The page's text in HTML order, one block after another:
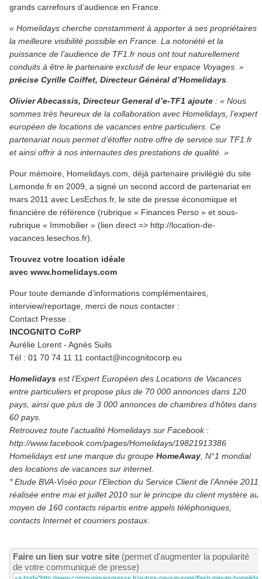
grands carrefours d’audience en France.
« Homelidays cherche constamment à apporter à ses propriétaires
la meilleure visibilité possible en France. La notoriété et la
puissance de l’audience de TF1.fr nous ont tout naturellement
conduits à être le partenaire exclusif de leur espace Voyages. »
précise Cyrille Coiffet, Directeur Général d’Homelidays
Olivier Abecassis, Directeur General d’e-TF1 ajoute : « Nous
sommes très heureux de la collaboration avec Homelidays, l’expert
européen de locations de vacances entre particuliers. Ce
partenariat nous permet d’étoffer notre offre de service sur TF1.fr
et ainsi offrir à nos internautes des prestations de qualité. »
Pour mémoire, Homelidays.com, déjà partenaire privilégié du site
Lemonde.fr en 2009, a signé un second accord de partenariat en
mars 2011 avec LesEchos.fr, le site de presse économique et
financière de référence (rubrique « Finances Perso » et sous-
rubrique « Immobilier » (lien direct => http://location-de-
vacances.lesechos.fr).
Trouvez votre location idéale
avec www.homelidays.com
Pour toute demande d’informations complémentaires,
interview/reportage, merci de nous contacter :
Contact Presse :
INCOGNITO CoRP
Aurélie Lorent - Agnès Suils
Tél : 01 70 74 11 11 contact@incognitocorp.eu
Homelidays est l’Expert Européen des Locations de Vacances
entre particuliers et propose plus de 70 000 annonces dans 120
pays, ainsi que plus de 3 000 annonces de chambres d’hôtes dans
60 pays.
Retrouvez toute l’actualité Homelidays sur Facebook :
http://www.facebook.com/pages/Homelidays/19821913386
Homelidays est une marque du groupeHomeAway , N°1 mondial
des locations de vacances sur internet.
* Etude BVA-Viséo pour l’Election du Service Client de l’Année 2011
réalisée entre mai et juillet 2010 sur le principe du client mystère au
moyen de 160 contacts répartis entre appels téléphoniques,
contacts Internet et courriers postaux.
Faire un lien sur votre site (permet d'augmenter la popularité
de votre communiqué de presse)